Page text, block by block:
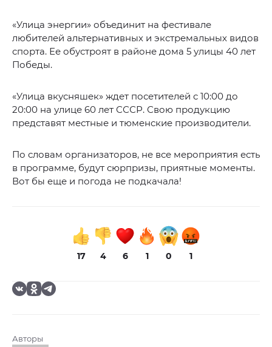
«Улица энергии» объединит на фестивале
любителей альтернативных и экстремальных видов
спорта. Ее обустроят в районе дома 5 улицы 40 лет
Победы.
«Улица вкусняшек» ждет посетителей с 10:00 до
20:00 на улице 60 лет СССР. Свою продукцию
представят местные и тюменские производители.
По словам организаторов, не все мероприятия есть
в программе, будут сюрпризы, приятные моменты.
Вот бы еще и погода не подкачала!
17 4 6 1 0 1
Авторы